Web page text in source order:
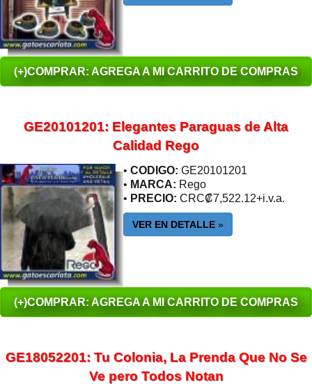
(+)COMPRAR: AGREGA A MI CARRITO DE COMPRAS
GE20101201: Elegantes Paraguas de Alta
Calidad Rego
• CODIGO: GE20101201
• MARCA: Rego
• PRECIO: CRC₡7,522.12+i.v.a.
VER EN DETALLE »
(+)COMPRAR: AGREGA A MI CARRITO DE COMPRAS
GE18052201: Tu Colonia, La Prenda Que No Se
Ve pero Todos Notan